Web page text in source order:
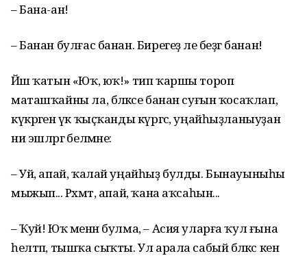
– Бана-ан!
– Банан булғас банан. Бирегеҙ әле беҙгә банан!
Йәш ҡатын «Юҡ, юҡ!» тип ҡаршы тороп
маташҡайны ла, бәләкәсе банан суғын ҡосаҡлап,
күкрәгенә үк ҡыҫҡанды күргәс, уңайһыҙланыуҙан
ни эшләргә белмәне:
– Уй, апай, ҡалай уңайһыҙ булды. Бынауыныһы
мыжып... Рәхмәт, апай, ҡана аҡсаһын...
– Ҡуй! Юҡ менән булма, – Асия уларға ҡул ғына
һелтәп, тышҡа сыҡты. Ул арала сабый бәләкәс кенә